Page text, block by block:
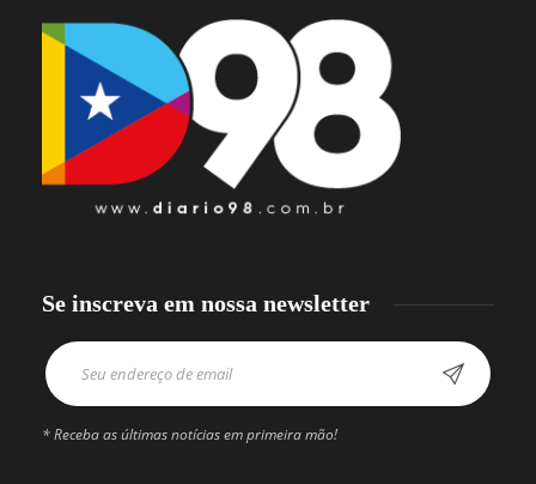
Se inscreva em nossa newsletter
* Receba as últimas notícias em primeira mão!